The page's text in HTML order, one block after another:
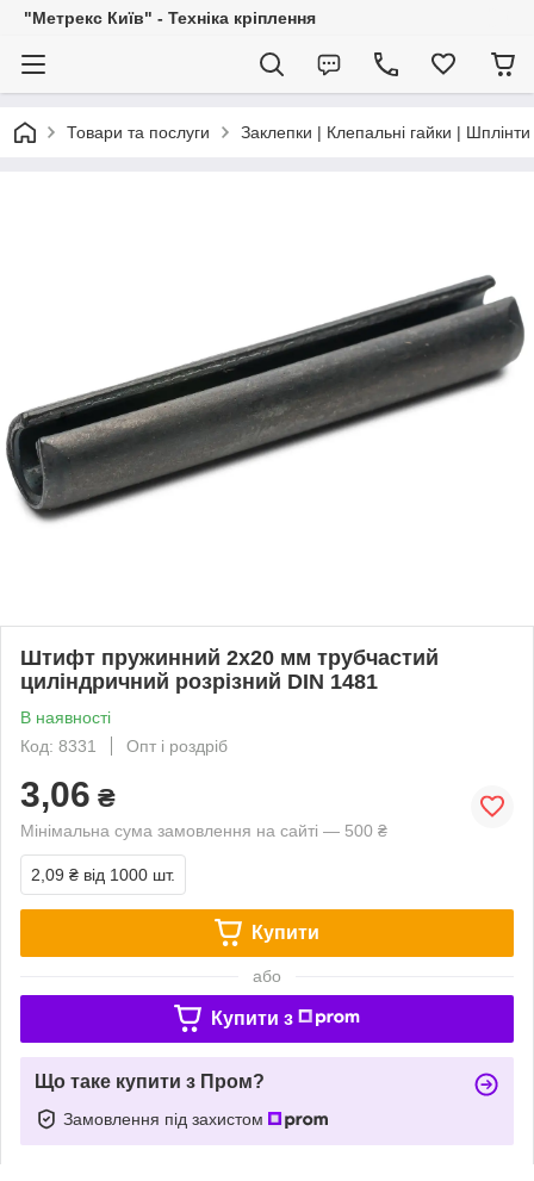
"Метрекс Київ" - Техніка кріплення
Товари та послуги Заклепки | Клепальні гайки | Шплінти
Штифт пружинний 2х20 мм трубчастий
циліндричний розрізний DIN 1481
В наявності
Код: 8331
Опт і роздріб
3,06 ₴
Мінімальна сума замовлення на сайті — 500 ₴
2,09 ₴ від 1000 шт.
Купити
або
Купити з
Що таке купити з Пром?
Замовлення під захистом